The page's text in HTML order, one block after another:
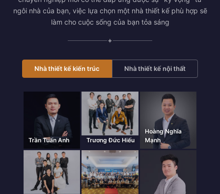
ngôi nhà của bạn, việc lựa chọn một nhà thiết kế phù hợp sẽ
làm cho cuộc sống của bạn tỏa sáng
✦
Nhà thiết kế kiến trúc Nhà thiết kế nội thất
Trần Tuấn Anh Trương Đức Hiếu
Hoàng Nghĩa
Mạnh